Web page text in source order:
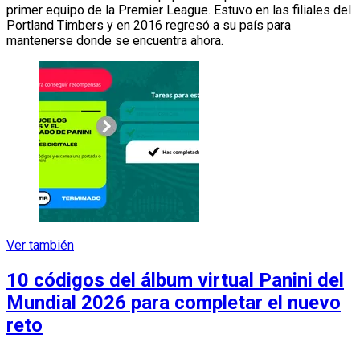
primer equipo de la Premier League. Estuvo en las filiales del
Portland Timbers y en 2016 regresó a su país para
mantenerse donde se encuentra ahora.
Ver también
10 códigos del álbum virtual Panini del
Mundial 2026 para completar el nuevo
reto